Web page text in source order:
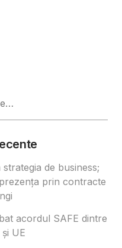
de business;
prin contracte
acordul SAFE dintre
UE